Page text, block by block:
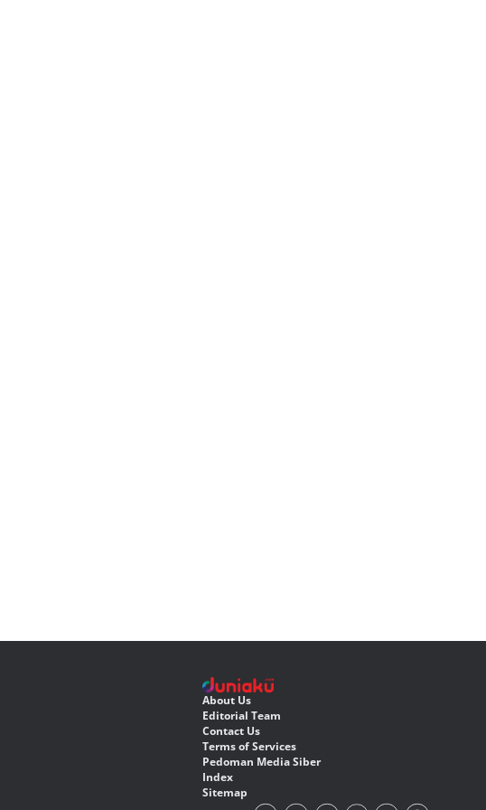
About Us
Editorial Team
Contact Us
Terms of Services
Pedoman Media Siber
Index
Sitemap